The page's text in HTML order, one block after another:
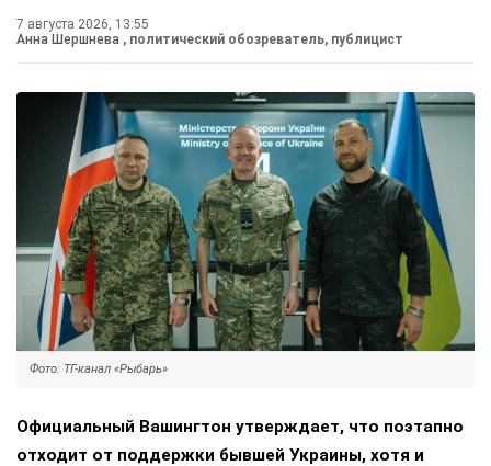
7 августа 2026, 13:55
Анна Шершнева , политический обозреватель, публицист
Фото: ТГ-канал «Рыбарь»
Официальный Вашингтон утверждает, что поэтапно
отходит от поддержки бывшей Украины, хотя и